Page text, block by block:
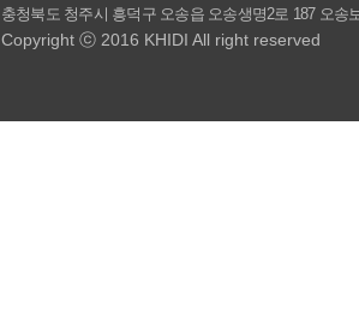
충청북도 청주시 흥덕구 오송읍 오송생명2로 187 오
Copyright ⓒ 2016 KHIDI All right reserved